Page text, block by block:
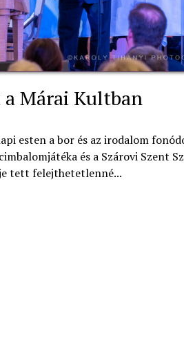
Márai Kultban
esten a bor és az irodalom
és a Szárovi Szent
tett felejthetetlenné...